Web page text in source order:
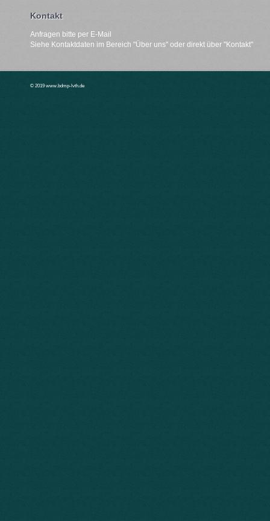
Kontakt
Anfragen bitte per E-Mail
Siehe Kontaktdaten im Bereich "Über uns" oder direkt über "Kontakt"
© 2019 www.bdmp-lvth.de